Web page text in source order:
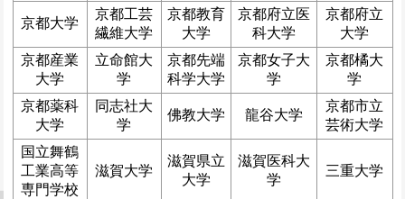
京都大学
京都工芸
繊維大学
京都教育
大学
京都府立医
科大学
京都府立
大学
京都産業
大学
立命館大
学
京都先端
科学大学
京都女子大
学
京都橘大
学
京都薬科
大学
同志社大
学
佛教大学 龍谷大学
京都市立
芸術大学
国立舞鶴
工業高等
専門学校
滋賀大学
滋賀県立
大学
滋賀医科大
学
三重大学